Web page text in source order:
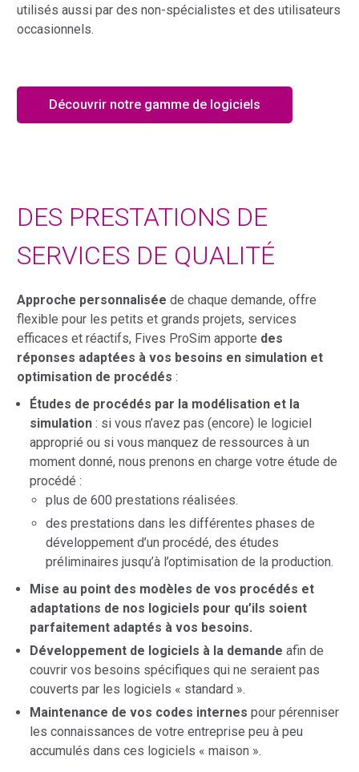
utilisés aussi par des non-spécialistes et des utilisateurs
occasionnels.
Découvrir notre gamme de logiciels
DES PRESTATIONS DE
SERVICES DE QUALITÉ
Approche personnalisée de chaque demande, offre
flexible pour les petits et grands projets, services
efficaces et réactifs, Fives ProSim apporte des
réponses adaptées à vos besoins en simulation et
optimisation de procédés :
Études de procédés par la modélisation et la
simulation : si vous n’avez pas (encore) le logiciel
approprié ou si vous manquez de ressources à un
moment donné, nous prenons en charge votre étude de
procédé :
plus de 600 prestations réalisées.
des prestations dans les différentes phases de
développement d’un procédé, des études
préliminaires jusqu’à l’optimisation de la production.
Mise au point des modèles de vos procédés et
adaptations de nos logiciels pour qu’ils soient
parfaitement adaptés à vos besoins.
Développement de logiciels à la demande afin de
couvrir vos besoins spécifiques qui ne seraient pas
couverts par les logiciels « standard ».
Maintenance de vos codes internes pour pérenniser
les connaissances de votre entreprise peu à peu
accumulés dans ces logiciels « maison ».